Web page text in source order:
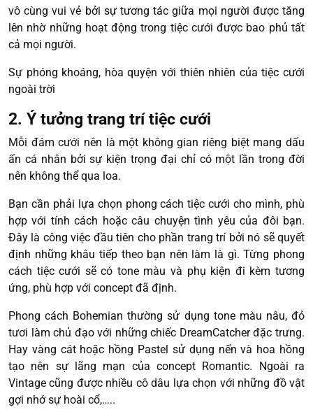
vô cùng vui vẻ bởi sự tương tác giữa mọi người được tăng
lên nhờ những hoạt động trong tiệc cưới được bao phủ tất
cả mọi người.
Sự phóng khoáng, hòa quyện với thiên nhiên của tiệc cưới
ngoài trời
2. Ý tưởng trang trí tiệc cưới
Mỗi đám cưới nên là một không gian riêng biệt mang dấu
ấn cá nhân bởi sự kiện trọng đại chỉ có một lần trong đời
nên không thể qua loa.
Bạn cần phải lựa chọn phong cách tiệc cưới cho mình, phù
hợp với tính cách hoặc câu chuyện tình yêu của đôi bạn.
Đây là công việc đầu tiên cho phần trang trí bởi nó sẽ quyết
định những khâu tiếp theo bạn nên làm là gì. Từng phong
cách tiệc cưới sẽ có tone màu và phụ kiện đi kèm tương
ứng, phù hợp với concept đã định.
Phong cách Bohemian thường sử dụng tone màu nâu, đỏ
tươi làm chủ đạo với những chiếc DreamCatcher đặc trưng.
Hay vàng cát hoặc hồng Pastel sử dụng nến và hoa hồng
tạo nên sự lãng mạn của concept Romantic. Ngoài ra
Vintage cũng được nhiều cô dâu lựa chọn với những đồ vật
gợi nhớ sự hoài cổ,…..